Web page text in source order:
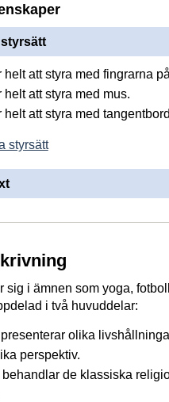
helt att styra med fingrarna
helt att styra med mus.
helt att styra med
styrsätt
sig i ämnen som yoga,
i två huvuddelar:
olika
perspektiv.
de klassiska